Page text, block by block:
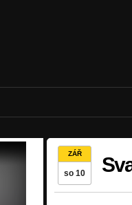
ZÁŘ
so 10